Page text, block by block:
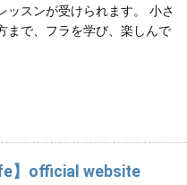
ッスンが受けられます。 小さ
まで、フラを学び、楽しんで
】official website